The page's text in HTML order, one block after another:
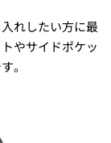
れしたい方に最
やサイドポケッ
。